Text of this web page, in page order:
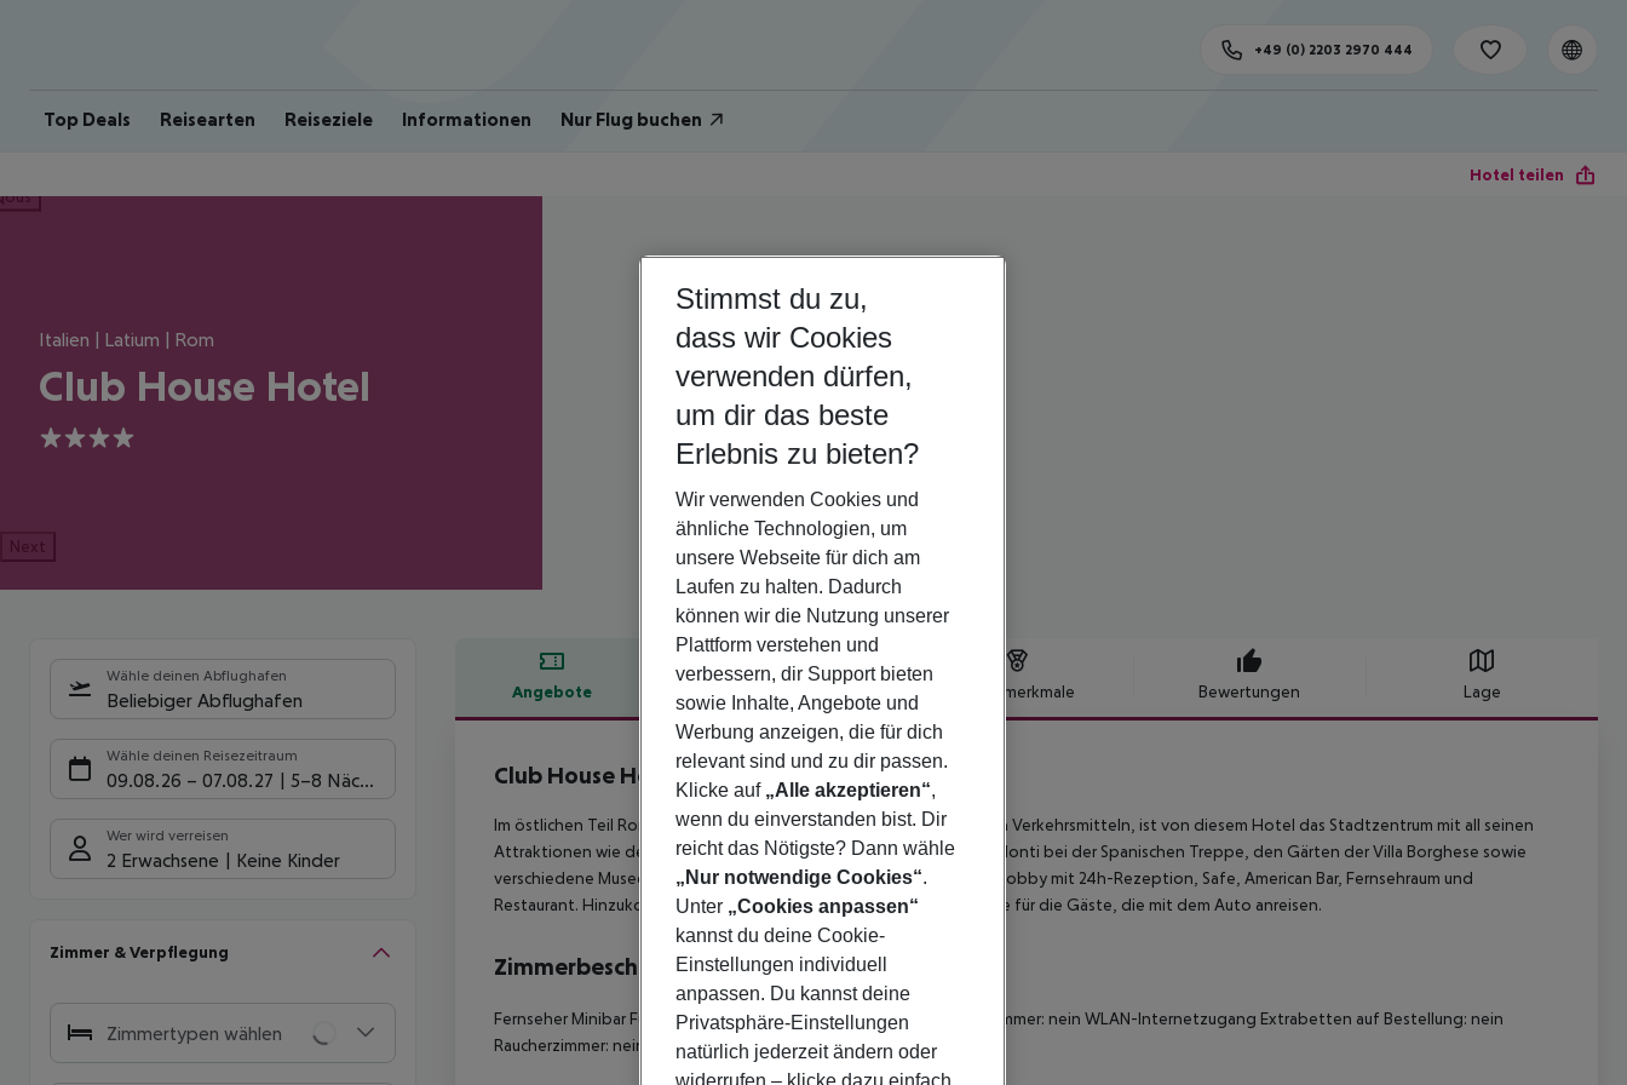
Top Deals Reisearten Reiseziele Informationen Nur Flug buchen
+49 (0) 2203 2970 444
Hotel teilen
Italien | Latium | Rom
Club House Hotel
4
Next
Wähle deinen Abflughafen
Beliebiger Abflughafen
Wähle deinen Reisezeitraum
09.08.26 – 07.08.27 5-8 Nächte
Wer wird verreisen
2 Erwachsene Keine Kinder
Zimmer & Verpflegung
Zimmertypen wählen
Angebote Hotelbeschreibung Hotelmerkmale Bewertungen Lage
Hotelbeschreibung
Club House Hotel
4
Im östlichen Teil Roms gelegen, mit leichtem Zugang zu öffentlichen Verkehrsmitteln, ist von diesem Hotel das Stadtzentrum mit all seinen
Attraktionen wie der Piazza del Popolo, der Kirche Santa Trinità de Monti bei der Spanischen Treppe, den Gärten der Villa Borghese sowie
verschiedene Museen leicht erreichbar. Das Hotel verfügt über eine Lobby mit 24h-Rezeption, Safe, American Bar, Fernsehraum und
Restaurant. Hinzukommen Zimmerservice sowie Parkplatz und Garage für die Gäste, die mit dem Auto anreisen.
Zimmerbeschreibung
Fernseher Minibar Für Rollstühle geeignet: neinBarrierefreies Badezimmer: nein WLAN-Internetzugang Extrabetten auf Bestellung: nein
Raucherzimmer: nein
Anzahl der Schlafzimmer: 1
Stimmst du zu,
dass wir Cookies
verwenden dürfen,
um dir das beste
Erlebnis zu bieten?
Wir verwenden Cookies und
ähnliche Technologien, um
unsere Webseite für dich am
Laufen zu halten. Dadurch
können wir die Nutzung unserer
Plattform verstehen und
verbessern, dir Support bieten
sowie Inhalte, Angebote und
Werbung anzeigen, die für dich
relevant sind und zu dir passen.
Klicke auf „Alle akzeptieren“,
wenn du einverstanden bist. Dir
reicht das Nötigste? Dann wähle
„Nur notwendige Cookies“.
Unter „Cookies anpassen“
kannst du deine Cookie-
Einstellungen individuell
anpassen. Du kannst deine
Privatsphäre-Einstellungen
natürlich jederzeit ändern oder
widerrufen – klicke dazu einfach